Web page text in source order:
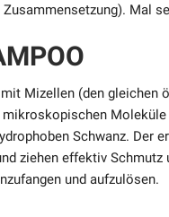
Mal
Mizellen (den gleichen
Schwanz. Der
ziehen effektiv Schmutz
und aufzulösen.